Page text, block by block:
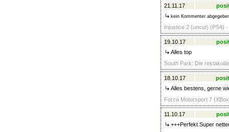
21.11.17
kein Kommenter
Injustice 2 (uncut) (PS4) -
19.10.17
Alles top
South Park: Die
18.10.17
Alles bestens, gerne
Forza Motorsport 7
11.10.17
+++Perfekt.Super